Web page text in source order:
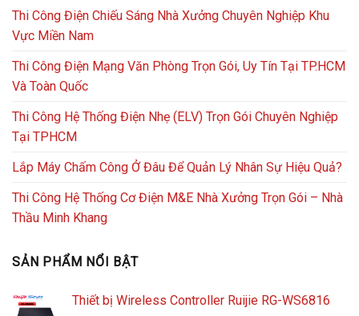
Thi Công Điện Chiếu Sáng Nhà Xưởng Chuyên Nghiệp Khu
Vực Miền Nam
Thi Công Điện Mạng Văn Phòng Trọn Gói, Uy Tín Tại TP.HCM
Và Toàn Quốc
Thi Công Hệ Thống Điện Nhẹ (ELV) Trọn Gói Chuyên Nghiệp
Tại TPHCM
Lắp Máy Chấm Công Ở Đâu Để Quản Lý Nhân Sự Hiệu Quả?
Thi Công Hệ Thống Cơ Điện M&E Nhà Xưởng Trọn Gói – Nhà
Thầu Minh Khang
SẢN PHẨM NỔI BẬT
Thiết bị Wireless Controller Ruijie RG-WS6816